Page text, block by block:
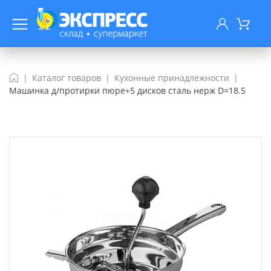
Каталог товаров
Кухонные принадлежности
Машинка д/протирки пюре+5 дисков сталь нерж D=18.5